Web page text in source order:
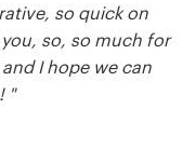
so quick on
so, so much for
I hope we can
"